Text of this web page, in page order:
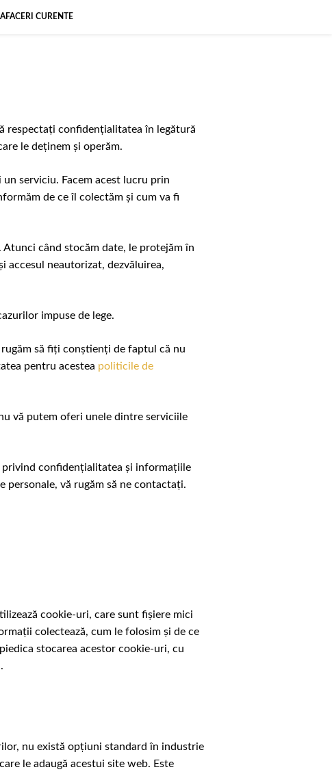
AFACERI CURENTE
respectați confidențialitatea în legătură
le deținem și operăm.
serviciu. Facem acest lucru prin
de ce îl colectăm și cum va fi
când stocăm date, le protejăm în
accesul neautorizat, dezvăluirea,
impuse de lege.
să fiți conștienți de faptul că nu
pentru acestea politicile de
vă putem oferi unele dintre serviciile
confidențialitatea și informațiile
vă rugăm să ne contactați.
cookie-uri, care sunt fișiere mici
colectează, cum le folosim și de ce
stocarea acestor cookie-uri, cu
nu există opțiuni standard în industrie
le adaugă acestui site web. Este